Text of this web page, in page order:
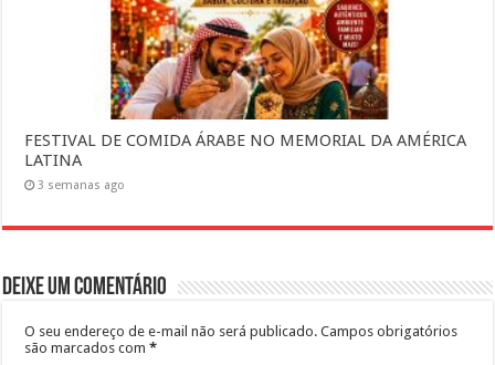
FESTIVAL DE COMIDA ÁRABE NO MEMORIAL DA AMÉRICA
LATINA
3 semanas ago
Deixe um comentário
O seu endereço de e-mail não será publicado. Campos obrigatórios
são marcados com*